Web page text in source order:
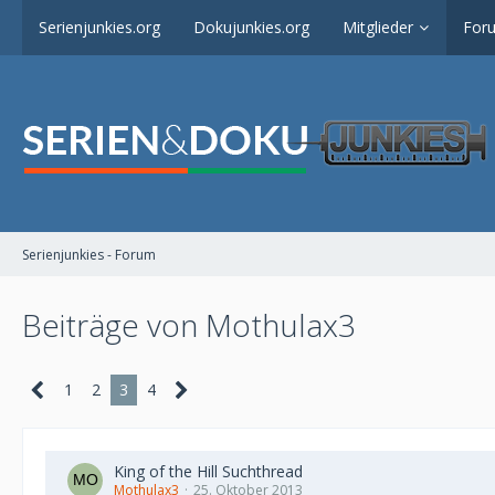
Serienjunkies.org Dokujunkies.org Mitglieder
Serienjunkies - Forum
Beiträge von Mothulax3
1 2 3 4
King of the Hill Suchthread
Mothulax3 25. Oktober 2013